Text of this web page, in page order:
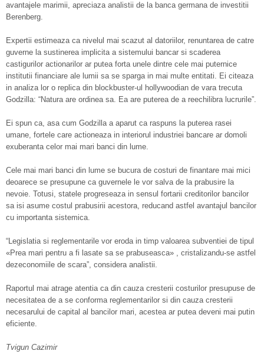
avantajele marimii, apreciaza analistii de la banca germana de investitii
Berenberg.
Expertii estimeaza ca nivelul mai scazut al datoriilor, renuntarea de catre
guverne la sustinerea implicita a sistemului bancar si scaderea
castigurilor actionarilor ar putea forta unele dintre cele mai puternice
institutii financiare ale lumii sa se sparga in mai multe entitati. Ei citeaza
in analiza lor o replica din blockbuster-ul hollywoodian de vara trecuta
Godzilla: “Natura are ordinea sa. Ea are puterea de a reechilibra lucrurile”.
Ei spun ca, asa cum Godzilla a aparut ca raspuns la puterea rasei
umane, fortele care actioneaza in interiorul industriei bancare ar domoli
exuberanta celor mai mari banci din lume.
Cele mai mari banci din lume se bucura de costuri de finantare mai mici
deoarece se presupune ca guvernele le vor salva de la prabusire la
nevoie. Totusi, statele progreseaza in sensul fortarii creditorilor bancilor
sa isi asume costul prabusirii acestora, reducand astfel avantajul bancilor
cu importanta sistemica.
“Legislatia si reglementarile vor eroda in timp valoarea subventiei de tipul
«Prea mari pentru a fi lasate sa se prabuseasca» , cristalizandu-se astfel
dezeconomiile de scara”, considera analistii.
Raportul mai atrage atentia ca din cauza cresterii costurilor presupuse de
necesitatea de a se conforma reglementarilor si din cauza cresterii
necesarului de capital al bancilor mari, acestea ar putea deveni mai putin
eficiente.
Tvigun Cazimir